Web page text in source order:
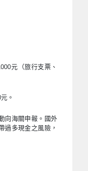
元（旅行支票、
。
向海關申報。國外
過多現金之風險，